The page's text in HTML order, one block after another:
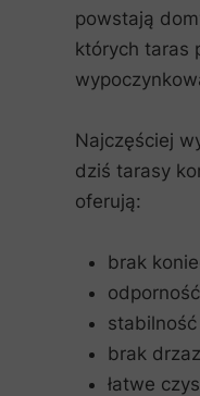
powstają
których taras
Najczęściej
dziś tarasy
oferują:
brak
brak
łatwe